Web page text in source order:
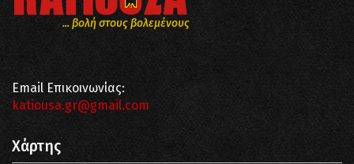
... βολή στους βολεμένους
Email Επικοινωνίας:
katiousa.gr@gmail.com
Χάρτης